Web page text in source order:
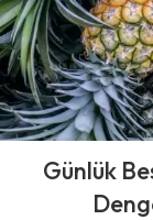
Günlük